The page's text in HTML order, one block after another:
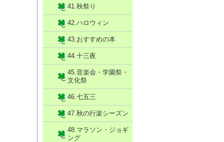
41.秋祭り
42.ハロウィン
43.おすすめの本
44.十三夜
45.音楽会・学園祭・
文化祭
46.七五三
47.秋の行楽シーズン
48.マラソン・ジョギ
ング